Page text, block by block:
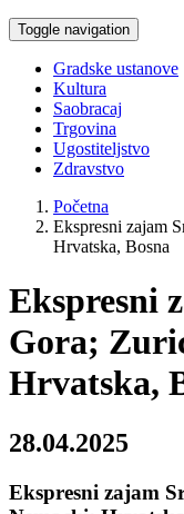
Toggle navigation
Gradske ustanove
Kultura
Saobracaj
Trgovina
Ugostiteljstvo
Zdravstvo
Početna
Ekspresni zajam
Hrvatska, Bosna
Ekspresni
Gora;
Hrvatska,
28.04.2025
Ekspresni zajam